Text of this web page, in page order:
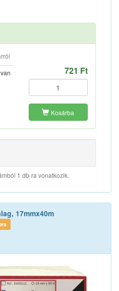
van 721 Ft
Kosárba
1 db-ra vonatkozik.
17mmx40m